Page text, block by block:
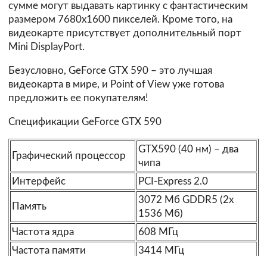
сумме могут выдавать картинку с фантастическим
размером 7680х1600 пикселей. Кроме того, на
видеокарте присутствует дополнительный порт
Mini DisplayPort.
Безусловно, GeForce GTX 590 – это лучшая
видеокарта в мире, и Point of View уже готова
предложить ее покупателям!
Спецификации GeForce GTX 590
Графический процессор
GTX590 (40 нм) – два
чипа
Интерфейс
PCI-Express 2.0
Память
3072 Мб GDDR5 (2x
1536 Мб)
Частота ядра
608 МГц
Частота памяти
3414 МГц